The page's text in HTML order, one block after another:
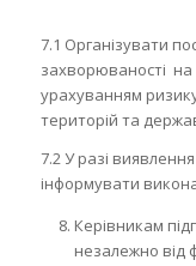
7.1 Організувати
захворюваності на
урахуванням ризику
територій та
7.2 У разі
інформувати
Керівникам
незалежно від